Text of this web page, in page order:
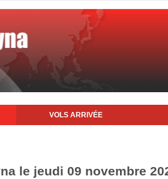
VOLS ARRIVÉE
le jeudi 09 novembre